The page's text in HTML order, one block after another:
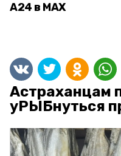
А24 в MAX
Астраханцам
уРЫБнуться